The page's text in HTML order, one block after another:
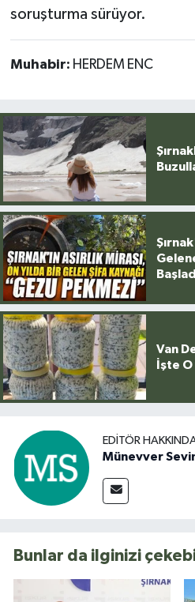
soruşturma sürüyor.
Muhabir: HERDEM ENC
Van
İşte O
EDITÖR
Münevver
Bunlar da ilginizi